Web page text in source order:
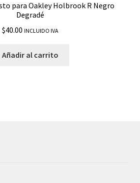
para Oakley Holbrook R Negro
Degradé
$40.00 INCLUIDO IVA
Añadir al carrito